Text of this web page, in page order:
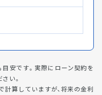
安です。実際にローン契約を
い。
計算していますが、将来の金利